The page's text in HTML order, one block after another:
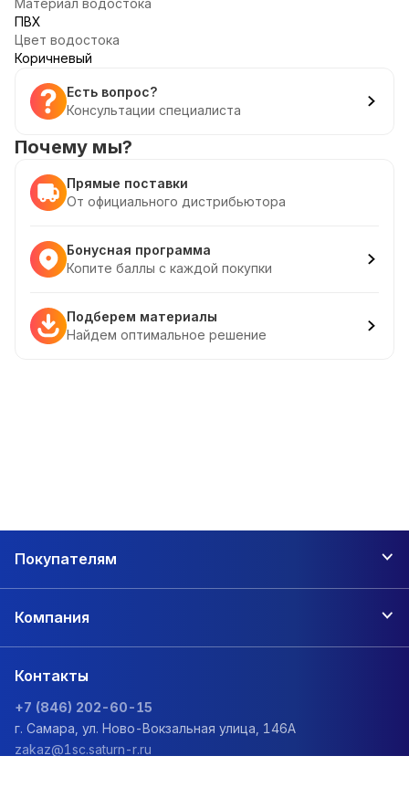
Материал водостока
ПВХ
Цвет водостока
Коричневый
Есть вопрос?
Консультации специалиста
Почему мы?
Прямые поставки
От официального дистрибьютора
Бонусная программа
Копите баллы с каждой покупки
Подберем материалы
Найдем оптимальное решение
Покупателям
Компания
Контакты
+7 (846) 202-60-15
г. Самара, ул. Ново-Вокзальная улица, 146А
zakaz@1sc.saturn-r.ru